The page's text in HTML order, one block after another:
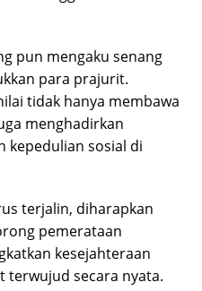
pun mengaku senang
para prajurit.
tidak hanya membawa
menghadirkan
kepedulian sosial di
terjalin, diharapkan
pemerataan
kesejahteraan
terwujud secara nyata.